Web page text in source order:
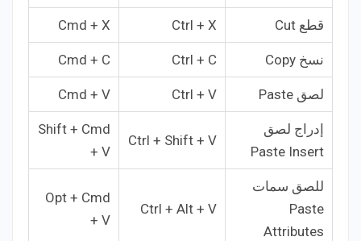
قطع Cut Ctrl + X
Cmd + X
نسخ Copy Ctrl + C
Cmd + C
لصق Paste Ctrl + V
Cmd + V
إدراج لصق
Paste Insert
Ctrl + Shift + V
Shift + Cmd
+ V
للصق سمات
Paste
Attributes
Ctrl + Alt + V
Opt + Cmd
+ V